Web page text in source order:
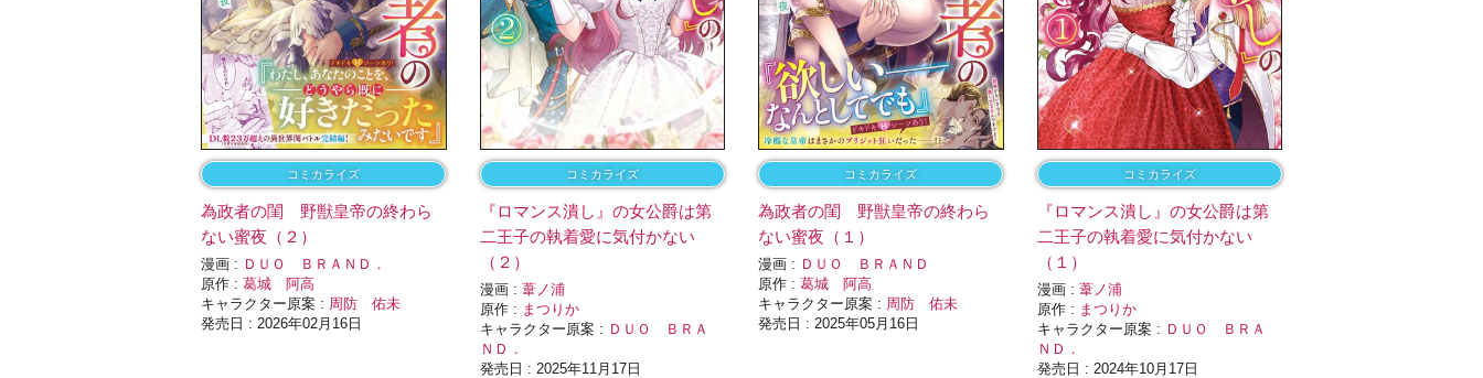
コミカライズ
為政者の閨 野獣皇帝の終わら
ない蜜夜（２）
漫画 : ＤＵＯ ＢＲＡＮＤ．
原作 : 葛城 阿高
キャラクター原案 : 周防 佑未
発売日 : 2026年02月16日
コミカライズ
『ロマンス潰し』の女公爵は第
二王子の執着愛に気付かない
（２）
漫画 : 葦ノ浦
原作 : まつりか
キャラクター原案 : ＤＵＯ ＢＲＡ
ＮＤ．
発売日 : 2025年11月17日
コミカライズ
為政者の閨 野獣皇帝の終わら
ない蜜夜（１）
漫画 : ＤＵＯ ＢＲＡＮＤ
原作 : 葛城 阿高
キャラクター原案 : 周防 佑未
発売日 : 2025年05月16日
コミカライズ
『ロマンス潰し』の女公爵は第
二王子の執着愛に気付かない
（１）
漫画 : 葦ノ浦
原作 : まつりか
キャラクター原案 : ＤＵＯ ＢＲＡ
ＮＤ．
発売日 : 2024年10月17日